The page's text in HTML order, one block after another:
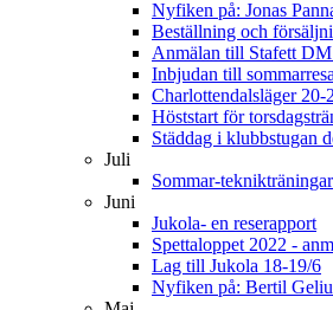
Nyfiken på: Jonas
Beställning och
Anmälan till Stafett DM
Inbjudan till
Charlottendalsläger 20-
Höststart för
Städdag i klubbstugan
Juli
Sommar-teknikträningar
Juni
Jukola- en reserapport
Spettaloppet 2022 -
Lag till Jukola 18-19/6
Nyfiken på: Bertil